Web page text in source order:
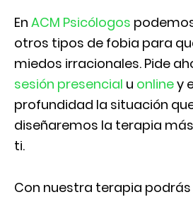
En ACM Psicólogos
otros tipos de fobia para
miedos irracionales. Pide
sesión presencial u onliney
profundidad la situación
diseñaremos la terapia
ti.
Con nuestra terapia